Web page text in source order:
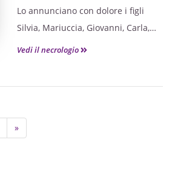
Lo annunciano con dolore i figli
Silvia, Mariuccia, Giovanni, Carla,
Tiziana ed Ettore,la nuora Nadia, i
Vedi il necrologio
»Next